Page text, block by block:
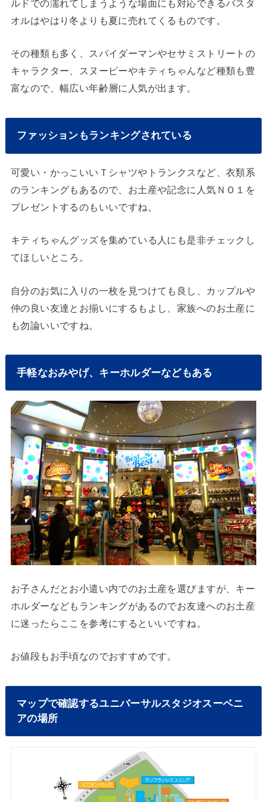
ルドでの濡れてしまうような場面にも対応できるバスタ
オルはやはり冬よりも夏に売れてくるものです。
その種類も多く、スパイダーマンやセサミストリートの
キャラクター、スヌーピーやキティちゃんなど種類も豊
富なので、幅広い年齢層に人気が出ます。
ファッションもランキングされている
可愛い・かっこいいＴシャツやトランクスなど、衣類系
のランキングもあるので、お土産や記念に人気ＮＯ１を
プレゼントするのもいいですね。
キティちゃんグッズを集めている人にも是非チェックし
てほしいところ。
自分のお気に入りの一枚を見つけても良し、カップルや
仲の良い友達とお揃いにするもよし、家族へのお土産に
も勿論いいですね。
手軽なおみやげ、キーホルダーなどもある
お子さんだとお小遣い内でのお土産を選びますが、キー
ホルダーなどもランキングがあるのでお友達へのお土産
に迷ったらここを参考にするといいですね。
お値段もお手頃なのでおすすめです。
マップで確認するユニバーサルスタジオスーベニ
アの場所